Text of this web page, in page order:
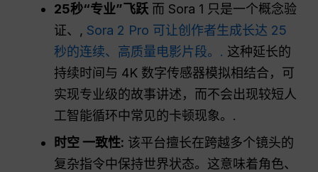
25秒“专业”飞跃 而 Sora 1 只是一个概念验
证、, Sora 2 Pro 可让创作者生成长达 25
秒的连续、高质量电影片段。. 这种延长的
持续时间与 4K 数字传感器模拟相结合，可
实现专业级的故事讲述，而不会出现较短人
工智能循环中常见的卡顿现象。.
时空 一致性: 该平台擅长在跨越多个镜头的
复杂指令中保持世界状态。这意味着角色、